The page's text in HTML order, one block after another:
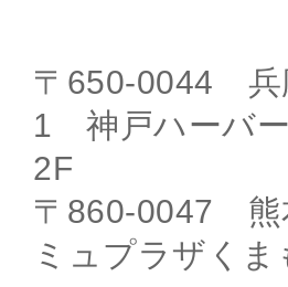
〒650-0044 兵
1 神戸ハーバ
〒860-0047 熊
ミュプラザくま